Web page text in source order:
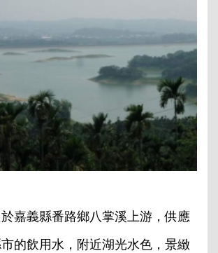
嘉義縣番路鄉八掌溪上游，供應
的飲用水，附近湖光水色，景緻